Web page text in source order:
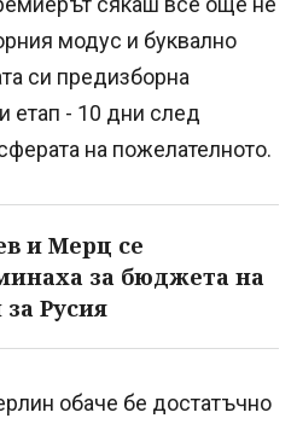
модус и буквално
си предизборна
етап - 10 дни след
на пожелателното.
и Мерц се
за бюджета на
Русия
обаче бе достатъчно